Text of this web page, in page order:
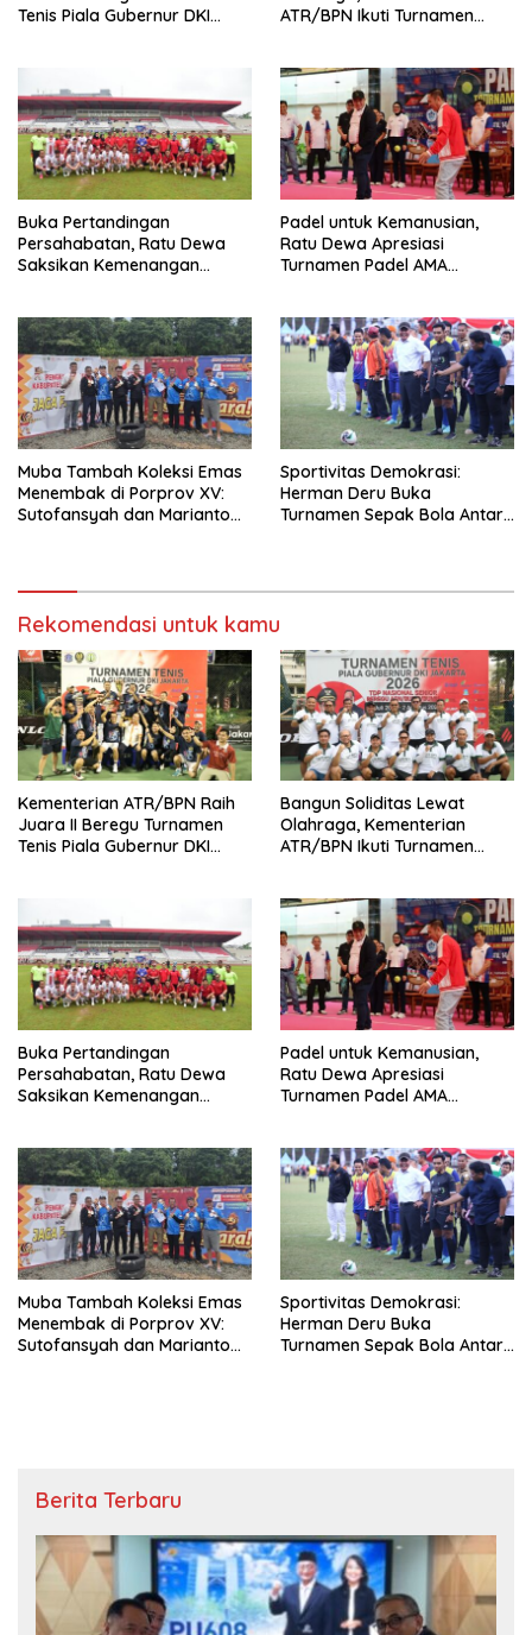
Tenis Piala Gubernur DKI
ATR/BPN Ikuti Turnamen
Buka Pertandingan
Persahabatan, Ratu Dewa
Saksikan Kemenangan
Padel untuk Kemanusian,
Ratu Dewa Apresiasi
Turnamen Padel AMA
Muba Tambah Koleksi Emas
Menembak di Porprov XV:
Sutofansyah dan Marianto
Sportivitas Demokrasi:
Herman Deru Buka
Turnamen Sepak Bola Antar
Rekomendasi untuk kamu
Kementerian ATR/BPN Raih
Juara II Beregu Turnamen
Tenis Piala Gubernur DKI
Bangun Soliditas Lewat
Olahraga, Kementerian
ATR/BPN Ikuti Turnamen
Buka Pertandingan
Persahabatan, Ratu Dewa
Saksikan Kemenangan
Padel untuk Kemanusian,
Ratu Dewa Apresiasi
Turnamen Padel AMA
Muba Tambah Koleksi Emas
Menembak di Porprov XV:
Sutofansyah dan Marianto
Sportivitas Demokrasi:
Herman Deru Buka
Turnamen Sepak Bola Antar
Berita Terbaru